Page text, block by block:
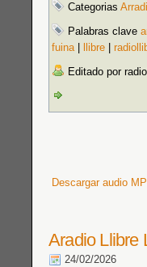
Categorias
Palabras clave
fuina| llibre
Editado por
Descargar audio
Aradio Llibre
24/02/2026